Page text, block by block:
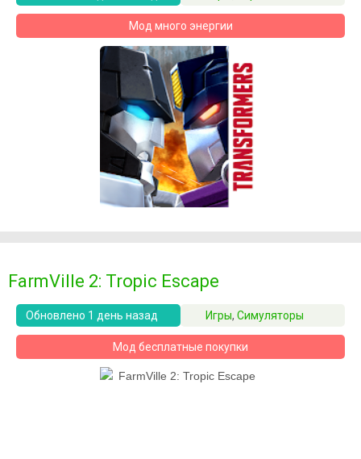
Мод много энергии
FarmVille 2: Tropic Escape
Обновлено 1 день назад Игры, Симуляторы
Мод бесплатные покупки